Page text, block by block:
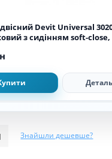
Devit Universal
з сидінням soft-
Знайшли дешевше?